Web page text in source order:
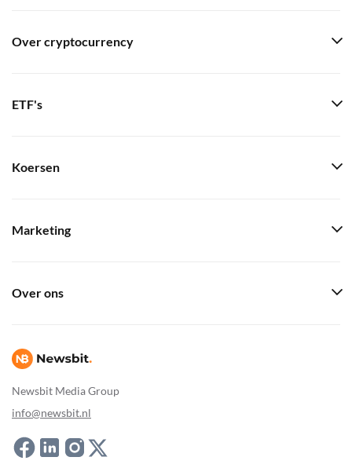
Newsbit Media Group
info@newsbit.nl
Over cryptocurrency
ETF's
Koersen
Marketing
Over ons